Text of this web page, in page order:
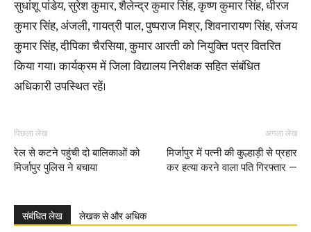
सुधांशू पांडेय, सुरेश कुमार, शैलेन्द्र कुमार सिंह, कृष्ण कुमार सिंह, धीरज
कुमार सिंह, अंजली, गायत्री पाल, पुष्पराज मिश्र, शिवनारायण सिंह, संजय
कुमार सिंह, दीपिका चैरसिया, कुमार आरती को नियुक्ति पत्र वितरित
किया गया। कार्यक्रम में जिला विद्यालय निरीक्षक सहित संबंधित
अधिकारी उपस्थित रहें।
पिछला लेख
रेल से कटने पहुंची दो बालिकाओं को
मिर्जापुर पुलिस ने बचाया
अगला लेख
मिर्जापुर में पत्नी की कुल्हाड़ी से प्रहार
कर हत्या करने वाला पति गिरफ्तार —
संबंधित लेख लेखक से और अधिक